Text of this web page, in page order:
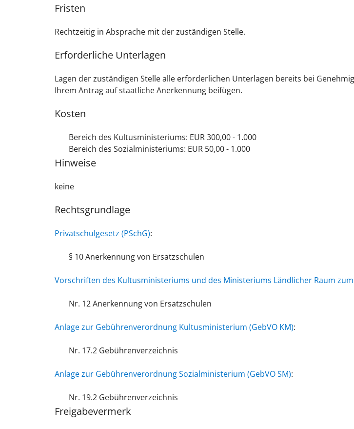
Fristen
Rechtzeitig in Absprache mit der zuständigen Stelle.
Erforderliche Unterlagen
Lagen der zuständigen Stelle alle erforderlichen Unterlagen bereits bei
Ihrem Antrag auf staatliche Anerkennung beifügen.
Kosten
Bereich des Kultusministeriums: EUR 300,00 - 1.000
Bereich des Sozialministeriums: EUR 50,00 - 1.000
Hinweise
keine
Rechtsgrundlage
Privatschulgesetz (PSchG):
§ 10 Anerkennung von Ersatzschulen
Vorschriften des Kultusministeriums und des Ministeriums Ländlicher Raum zum
Nr. 12 Anerkennung von Ersatzschulen
Anlage zur Gebührenverordnung Kultusministerium (GebVO KM):
Nr. 17.2 Gebührenverzeichnis
Anlage zur Gebührenverordnung Sozialministerium (GebVO SM):
Nr. 19.2 Gebührenverzeichnis
Freigabevermerk